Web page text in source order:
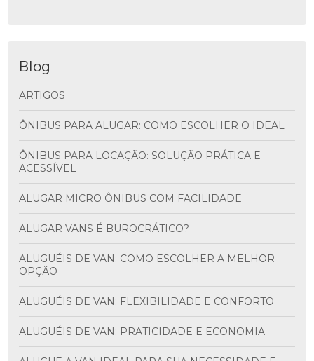
Blog
ARTIGOS
ÔNIBUS PARA ALUGAR: COMO ESCOLHER O IDEAL
ÔNIBUS PARA LOCAÇÃO: SOLUÇÃO PRÁTICA E
ACESSÍVEL
ALUGAR MICRO ÔNIBUS COM FACILIDADE
ALUGAR VANS É BUROCRÁTICO?
ALUGUÉIS DE VAN: COMO ESCOLHER A MELHOR
OPÇÃO
ALUGUÉIS DE VAN: FLEXIBILIDADE E CONFORTO
ALUGUÉIS DE VAN: PRATICIDADE E ECONOMIA